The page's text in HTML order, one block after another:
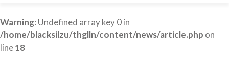
Warning: Undefined array key 0 in
/home/blacksilzu/thglln/content/news/article.php on
line18